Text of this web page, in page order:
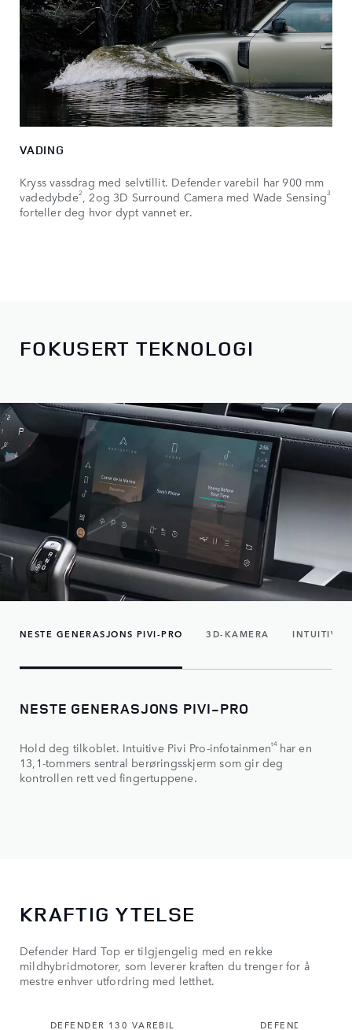
VADING
Kryss vassdrag med selvtillit. Defender varebil har 900 mm
vadedybde2, 2og 3D Surround Camera med Wade Sensing3
forteller deg hvor dypt vannet er.
FOKUSERT TEKNOLOGI
NESTE GENERASJONS PIVI-PRO 3D-KAMERA INTUITIVE
NESTE GENERASJONS PIVI-PRO
Hold deg tilkoblet. Intuitive Pivi Pro-infotainment4 har en
13,1-tommers sentral berøringsskjerm som gir deg
kontrollen rett ved fingertuppene.
KRAFTIG YTELSE
Defender Hard Top er tilgjengelig med en rekke
mildhybridmotorer, som leverer kraften du trenger for å
mestre enhver utfordring med letthet.
DEFENDER 130 VAREBIL DEFENDER 110